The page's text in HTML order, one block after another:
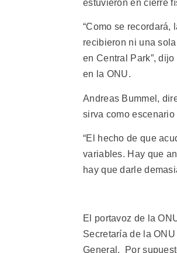
estuvieron en cierre
“Como se recordará,
recibieron ni una
en Central Park”,
en la ONU.
Andreas Bummel,
sirva como
“El hecho de que
variables. Hay que
hay que darle
El portavoz de la
Secretaría de la
General. Por